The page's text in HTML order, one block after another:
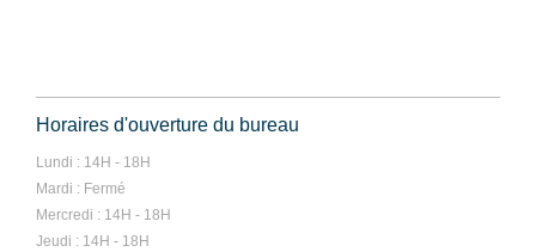
Horaires d'ouverture du bureau
Lundi : 14H - 18H
Mardi : Fermé
Mercredi : 14H - 18H
Jeudi : 14H - 18H